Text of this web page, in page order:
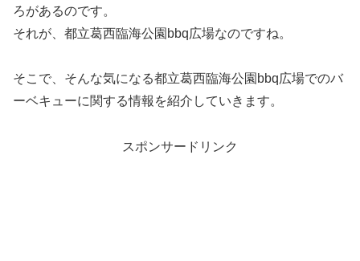
ろがあるのです。
それが、都立葛西臨海公園bbq広場なのですね。
そこで、そんな気になる都立葛西臨海公園bbq広場でのバ
ーベキューに関する情報を紹介していきます。
スポンサードリンク